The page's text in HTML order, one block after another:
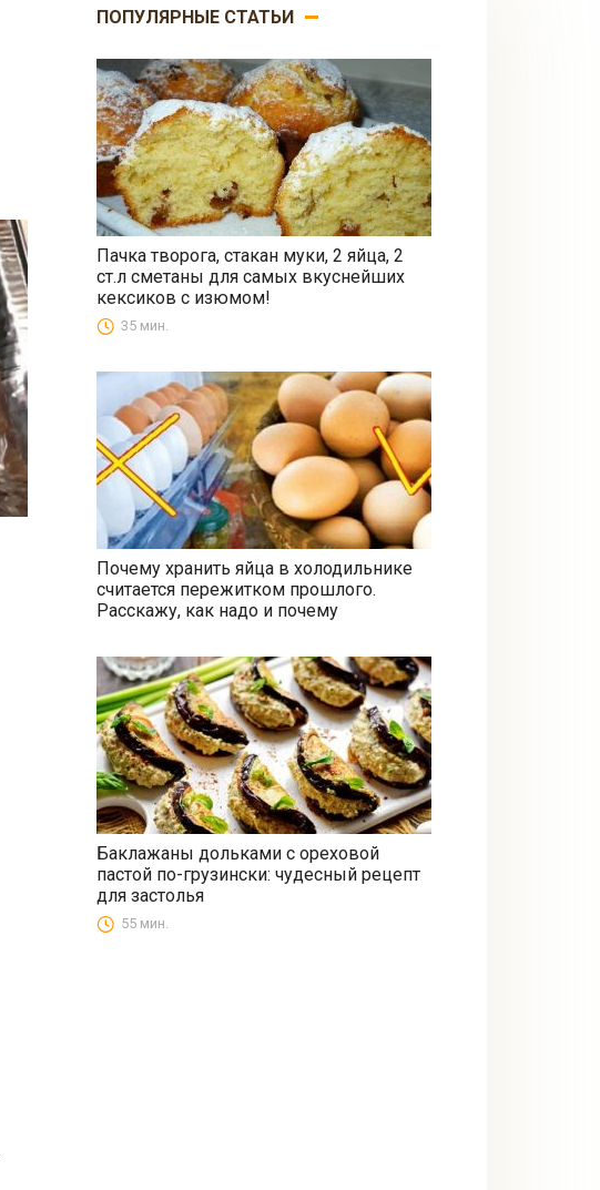
ПОПУЛЯРНЫЕ СТАТЬИ
Выпечка
Пачка творога, стакан муки, 2 яйца, 2
ст.л сметаны для самых вкуснейших
кексиков с изюмом!
35 мин.
Все
Почему хранить яйца в холодильнике
считается пережитком прошлого.
Расскажу, как надо и почему
Закуски
Баклажаны дольками с ореховой
пастой по-грузински: чудесный рецепт
для застолья
55 мин.